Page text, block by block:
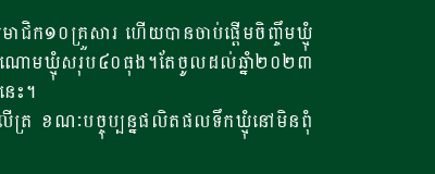
១០គ្រួសារ ហើយបានចាប់ផ្តើមចិញ្ចឹមឃ្មុំ
ចំណោមឃ្មុំសរុប៤០ធុង។តែចូលដល់ឆ្នំា២០២៣
ះ។
រ ខណៈបច្ចុប្បន្នផលិតផលទឹកឃ្មុំនៅមិនពុំ